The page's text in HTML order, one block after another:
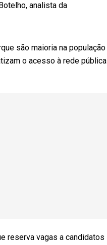
analista da
são maioria na população
o acesso à rede pública
reserva vagas a candidatos